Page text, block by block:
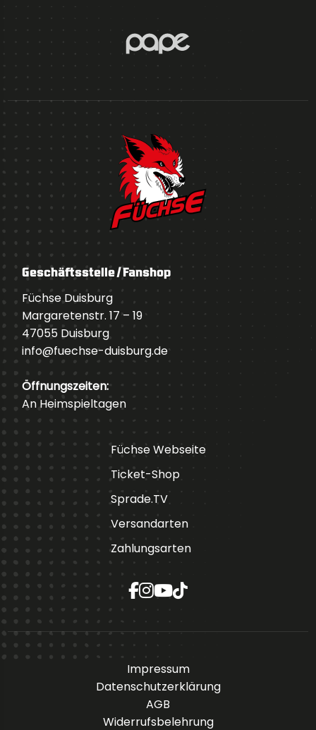
Geschäftsstelle / Fanshop
Füchse Duisburg
Margaretenstr. 17 – 19
47055 Duisburg
info@fuechse-duisburg.de
Öffnungszeiten:
An Heimspieltagen
Füchse Webseite
Ticket-Shop
Sprade.TV
Versandarten
Zahlungsarten
Impressum
Datenschutzerklärung
AGB
Widerrufsbelehrung